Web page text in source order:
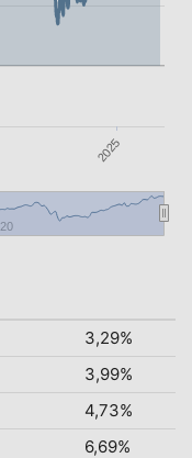
2025
3,29%
3,99%
4,73%
6,69%